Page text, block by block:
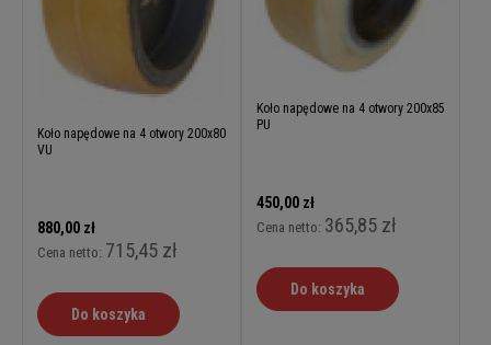
Koło napędowe na 4 otwory 200x80
VU
880,00 zł
Cena netto: 715,45 zł
Do koszyka
Koło napędowe na 4 otwory 200x85
PU
450,00 zł
Cena netto: 365,85 zł
Do koszyka